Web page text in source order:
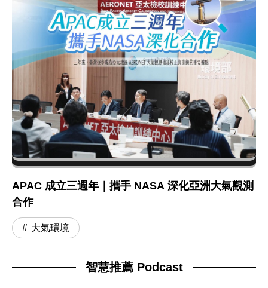
APAC 成立三週年｜攜手 NASA 深化亞洲大氣觀測
合作
大氣環境
智慧推薦 Podcast